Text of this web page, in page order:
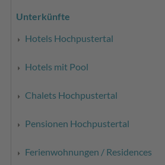
Unterkünfte
Hotels Hochpustertal
Hotels mit Pool
Chalets Hochpustertal
Pensionen Hochpustertal
Ferienwohnungen / Residences